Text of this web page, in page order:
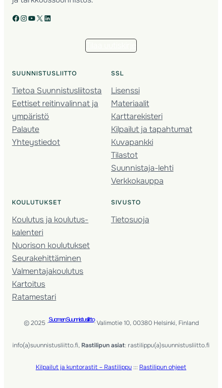
Facebook Instagram YouTube X LinkedIn
SUUNNISTUSLIITTO
Tietoa Suunnistusliitosta
Eettiset reitinvalinnat ja
ympäristö
Palaute
Yhteystiedot
SSL
Lisenssi
Materiaalit
Karttarekisteri
Kilpailut ja tapahtumat
Kuvapankki
Tilastot
Suunnistaja-lehti
Verkkokauppa
KOULUTUKSET
Koulutus ja koulutus­
kalenteri
Nuorison koulutukset
Seura­kehittäminen
Valmentaja­koulutus
Kartoitus
Ratamestari
SIVUSTO
Tietosuoja
© 2025 ·Suomen Suunnistusliitto· Valimotie 10, 00380 Helsinki, Finland
info(a)suunnistusliitto.fi, Rastilipun asiat: rastilippu(a)suunnistusliitto.fi
Kilpailut ja kuntorastit – Rastilippu ::: Rastilipun ohjeet